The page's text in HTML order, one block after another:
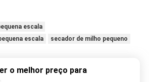
escala
escala
secador de milho pequeno
o melhor preço para